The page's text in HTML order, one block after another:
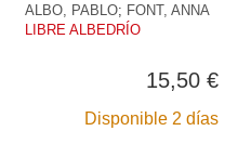
ALBO, PABLO; FONT, ANNA
LIBRE ALBEDRÍO
15,50 €
Disponible 2 días